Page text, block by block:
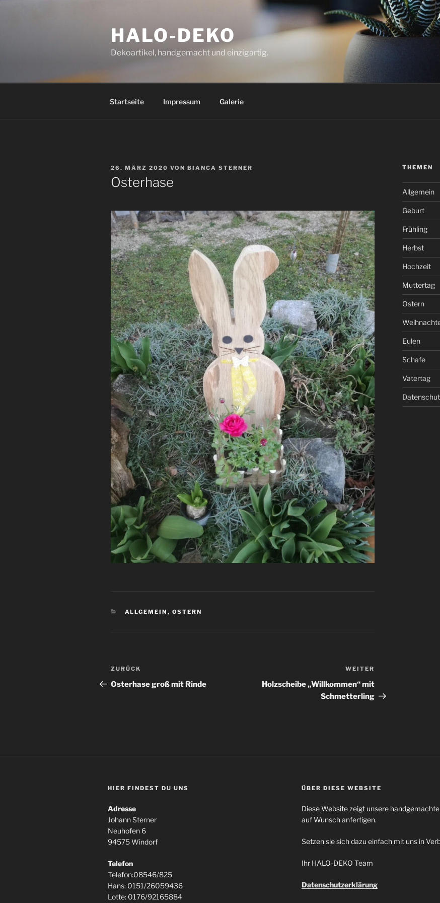
HALO-DEKO
Dekoartikel, handgemacht und einzigartig.
Startseite Impressum Galerie
VERÖFFENTLICHT
AM
26. MÄRZ 2020 VON BIANCA STERNER
Osterhase
KATEGORIEN
ALLGEMEIN , OSTERN
Beitragsnavigation
Vorheriger
Beitrag
ZURÜCK
Osterhase groß mit Rinde
Beitrag
WEITER
Holzscheibe „Willkommen“ mit
Schmetterling
THEMEN
Allgemein
Geburt
Frühling
Herbst
Hochzeit
Muttertag
Ostern
Eulen
Schafe
Vatertag
HIER FINDEST DU UNS
Adresse
Johann Sterner
Neuhofen 6
94575 Windorf
Telefon
Telefon:08546/825
Hans: 0151/26059436
Lotte: 0176/92165884
ÜBER DIESE WEBSITE
Diese Website zeigt unsere
auf Wunsch anfertigen.
Setzen sie sich dazu einfach mit uns in
Ihr HALO-DEKO Team
Datenschutzerklärung